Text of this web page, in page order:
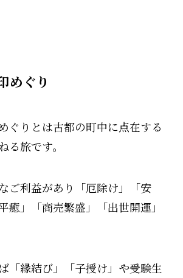
めぐり
ぐりとは古都の町中に点在する
る旅です。
ご利益があり「厄除け」「安
癒」「商売繁盛」「出世開運」
「縁結び」「子授け」や受験生